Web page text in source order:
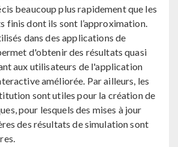
beaucoup plus rapidement que les
finis dont ils sont l’approximation.
dans des applications de
d'obtenir des résultats quasi
aux utilisateurs de l'application
améliorée. Par ailleurs, les
sont utiles pour la création de
pour lesquels des mises à jour
des résultats de simulation sont